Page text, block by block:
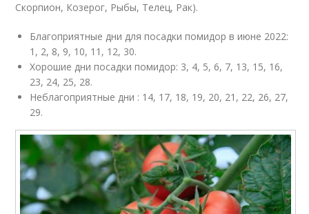
Скорпион, Козерог, Рыбы, Телец, Рак).
Благоприятные дни для посадки помидор в июне 2022:
1, 2, 8, 9, 10, 11, 12, 30.
Хорошие дни посадки помидор: 3, 4, 5, 6, 7, 13, 15, 16,
23, 24, 25, 28.
Неблагоприятные дни : 14, 17, 18, 19, 20, 21, 22, 26, 27,
29.